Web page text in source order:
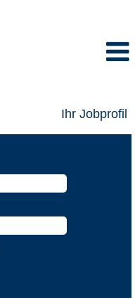
Ihr Jobprofil